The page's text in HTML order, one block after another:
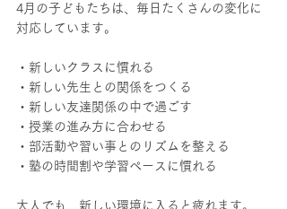
4月の子どもたちは、毎日たくさんの変化に
対応しています。
・新しいクラスに慣れる
・新しい先生との関係をつくる
・新しい友達関係の中で過ごす
・授業の進み方に合わせる
・部活動や習い事とのリズムを整える
・塾の時間割や学習ペースに慣れる
大人でも、新しい環境に入ると疲れます。